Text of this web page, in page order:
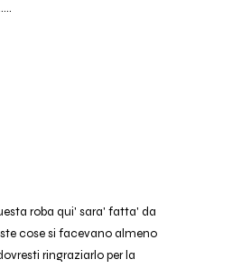
roba qui' sara' fatta' da
cose si facevano almeno
ringraziarlo per la